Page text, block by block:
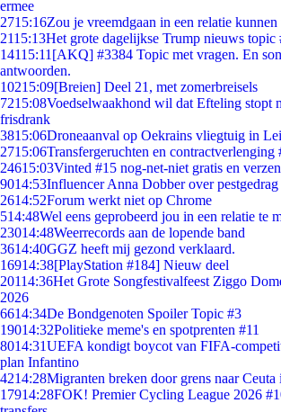
ermee
2715:16Zou je vreemdgaan in een relatie kunnen
2115:13Het grote dagelijkse Trump nieuws topic
14115:11 [AKQ] #3384 Topic met vragen. En
antwoorden.
10215:09[Breien] Deel 21, met zomerbreisels
7215:08Voedselwaakhond wil dat Efteling stopt
frisdrank
3815:06Droneaanval op Oekrains vliegtuig in
2715:06Transfergeruchten en contractverlenging
24615:03Vinted #15 nog-net-niet gratis en
9014:53Influencer Anna Dobber over pestgedrag
2614:52Forum werkt niet op Chrome
514:48Wel eens geprobeerd jou in een relatie te
23014:48Weerrecords aan de lopende band
3614:40GGZ heeft mij gezond verklaard.
16914:38[PlayStation #184] Nieuw deel
20114:36Het Grote Songfestivalfeest Ziggo
2026
6614:34De Bondgenoten Spoiler Topic #3
19014:32Politieke meme's en spotprenten #11
8014:31UEFA kondigt boycot van FIFA-
plan Infantino
4214:28Migranten breken door grens naar
17914:28FOK! Premier Cycling League 2026